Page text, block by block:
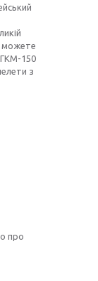
можете
ГКМ-150
з
про